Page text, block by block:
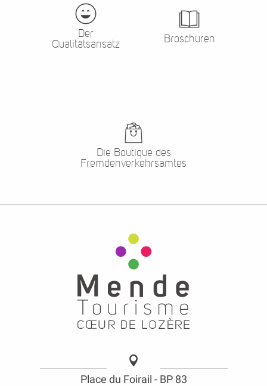
Der
Qualitätsansatz
Broschüren
Die Boutique des
Fremdenverkehrsamtes
Place du Foirail - BP 83